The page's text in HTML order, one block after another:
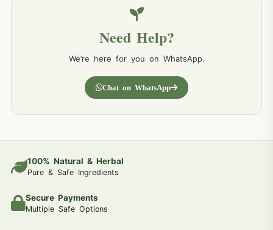
Need Help?
We’re here for you on WhatsApp.
Chat on WhatsApp
100% Natural & Herbal
Pure & Safe Ingredients
Secure Payments
Multiple Safe Options